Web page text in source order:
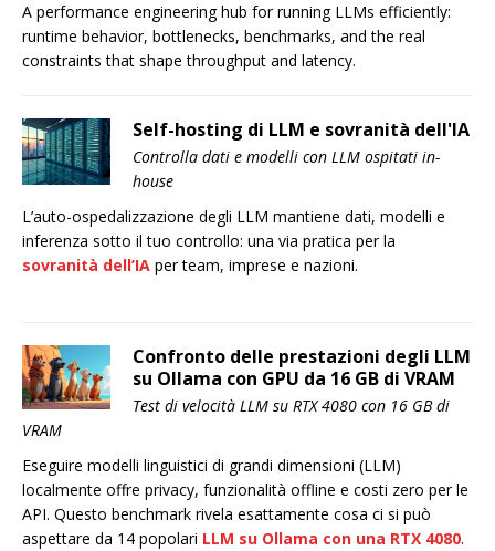
A performance engineering hub for running LLMs efficiently:
runtime behavior, bottlenecks, benchmarks, and the real
constraints that shape throughput and latency.
Self-hosting di LLM e sovranità dell'IA
Controlla dati e modelli con LLM ospitati in-
house
L’auto-ospedalizzazione degli LLM mantiene dati, modelli e
inferenza sotto il tuo controllo: una via pratica per la
sovranità dell’IA per team, imprese e nazioni.
Confronto delle prestazioni degli LLM
su Ollama con GPU da 16 GB di VRAM
Test di velocità LLM su RTX 4080 con 16 GB di
VRAM
Eseguire modelli linguistici di grandi dimensioni (LLM)
localmente offre privacy, funzionalità offline e costi zero per le
API. Questo benchmark rivela esattamente cosa ci si può
aspettare da 14 popolari LLM su Ollama con una RTX 4080.